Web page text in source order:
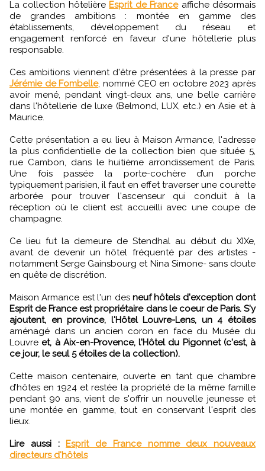
La collection hôtelière Esprit de Franceaffiche désormais
de grandes ambitions : montée en gamme des
établissements, développement du réseau et
engagement renforcé en faveur d'une hôtellerie plus
responsable.
Ces ambitions viennent d'être présentées à la presse par
Jérémie de Fombelle, nommé CEO en octobre 2023 après
avoir mené, pendant vingt-deux ans, une belle carrière
dans l'hôtellerie de luxe (Belmond, LUX, etc.) en Asie et à
Maurice.
Cette présentation a eu lieu à Maison Armance, l'adresse
la plus confidentielle de la collection bien que située 5,
rue Cambon, dans le huitième arrondissement de Paris.
Une fois passée la porte-cochère d’un porche
typiquement parisien, il faut en effet traverser une courette
arborée pour trouver l'ascenseur qui conduit à la
réception où le client est accueilli avec une coupe de
champagne.
Ce lieu fut la demeure de Stendhal au début du XIXe,
avant de devenir un hôtel fréquenté par des artistes -
notamment Serge Gainsbourg et Nina Simone- sans doute
en quête de discrétion.
Maison Armance est l'un des neuf hôtels d'exception dont
Esprit de France est propriétaire dans le coeur de Paris. S'y
ajoutent, en province, l'Hôtel Louvre-Lens, un 4 étoiles
aménagé dans un ancien coron en face du Musée du
Louvre et, à Aix-en-Provence, l'Hôtel du Pigonnet (c'est, à
ce jour, le seul 5 étoiles de la collection).
Cette maison centenaire, ouverte en tant que chambre
d’hôtes en 1924 et restée la propriété de la même famille
pendant 90 ans, vient de s'offrir un nouvelle jeunesse et
une montée en gamme, tout en conservant l'esprit des
lieux.
Lire aussi :
Esprit de France nomme deux nouveaux
directeurs d'hôtels